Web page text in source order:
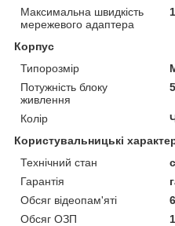
Максимальна швидкість
мережевого адаптера
Корпус
Типорозмір
Потужність блоку
живлення
Колір
Користувальницькі
Технічний стан
Гарантія
Обсяг відеопам'яті
Обсяг ОЗП